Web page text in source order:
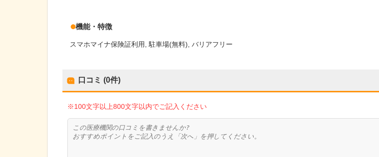
機能・特徴
スマホマイナ保険証利用 駐車場(無料) バリアフリー
口コミ (0件)
※100文字以上800文字以内でご記入ください